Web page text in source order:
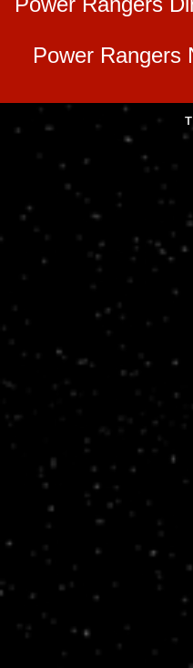
Power Rangers